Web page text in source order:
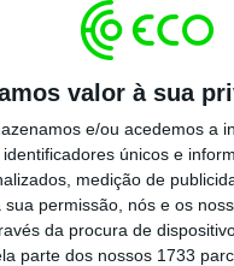
valor à sua
e/ou acedemos a
únicos e
medição de
sua permissão, nós e os
da procura de
parte dos nossos 1733
farmacêutico. Trump
no país por
os norte-
maior transparência
os custos com
farmacêuticas,
Health ou a